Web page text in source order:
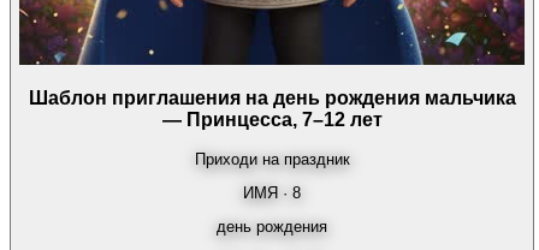
Шаблон приглашения на день рождения мальчика
— Принцесса, 7–12 лет
Приходи на праздник
ИМЯ · 8
день рождения